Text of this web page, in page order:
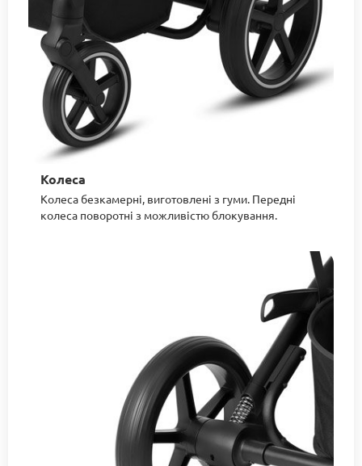
Колеса
Колеса безкамерні, виготовлені з гуми. Передні
колеса поворотні з можливістю блокування.